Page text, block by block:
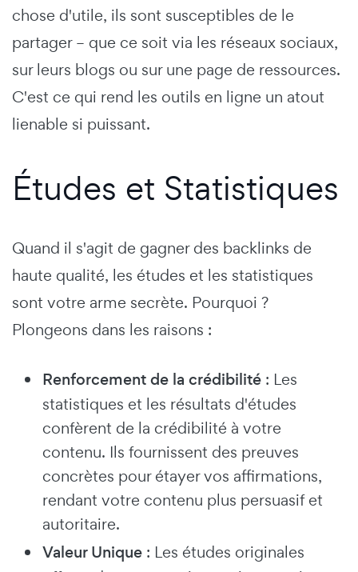
chose d'utile, ils sont susceptibles de le
partager – que ce soit via les réseaux sociaux,
sur leurs blogs ou sur une page de ressources.
C'est ce qui rend les outils en ligne un atout
lienable si puissant.
Études et Statistiques
Quand il s'agit de gagner des backlinks de
haute qualité, les études et les statistiques
sont votre arme secrète. Pourquoi ?
Plongeons dans les raisons :
Renforcement de la crédibilité : Les
statistiques et les résultats d'études
confèrent de la crédibilité à votre
contenu. Ils fournissent des preuves
concrètes pour étayer vos affirmations,
rendant votre contenu plus persuasif et
autoritaire.
Valeur Unique : Les études originales